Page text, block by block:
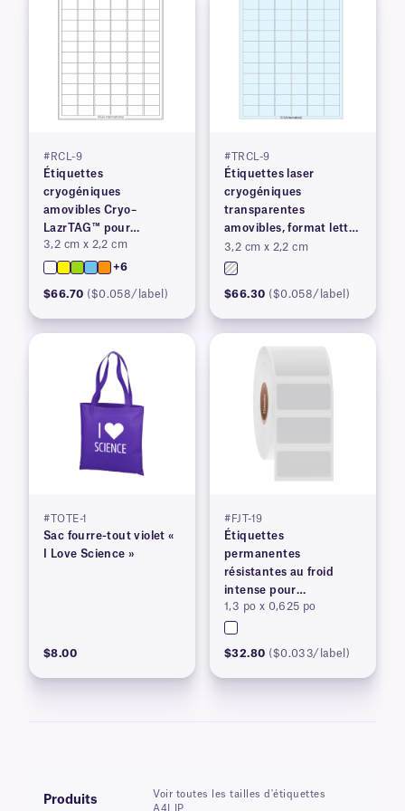
#RCL-9
Étiquettes
cryogéniques
amovibles Cryo–
LazrTAG™ pour
imprimantes laser
3,2 cm x 2,2 cm
+6
$66.70 ($0.058/label)
#TRCL-9
Étiquettes laser
cryogéniques
transparentes
amovibles, format lettre
US
3,2 cm x 2,2 cm
$66.30 ($0.058/label)
#TOTE-1
Sac fourre-tout violet «
I Love Science »
$8.00
#FJT-19
Étiquettes
permanentes
résistantes au froid
intense pour
imprimantes à transfert
thermique
1,3 po x 0,625 po
$32.80 ($0.033/label)
Produits
Voir toutes les tailles d'étiquettes
A4LIP